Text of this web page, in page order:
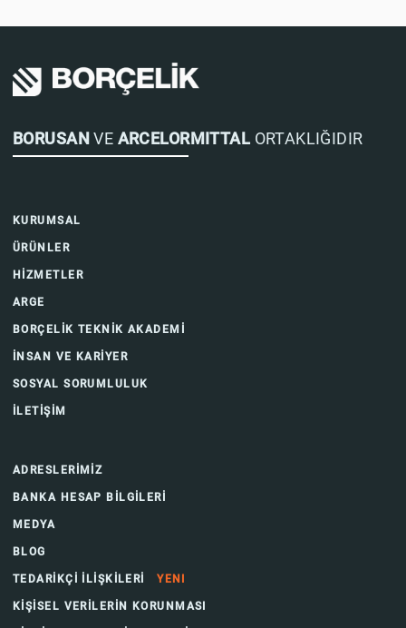
BORUSANVE ARCELORMITTAL ORTAKLIĞIDIR
KURUMSAL
ÜRÜNLER
HİZMETLER
ARGE
BORÇELİK TEKNİK AKADEMİ
İNSAN VE KARİYER
SOSYAL SORUMLULUK
İLETİŞİM
ADRESLERİMİZ
BANKA HESAP BİLGİLERİ
MEDYA
BLOG
TEDARİKÇİ İLİŞKİLERİYENI
KİŞİSEL VERİLERİN KORUNMASI